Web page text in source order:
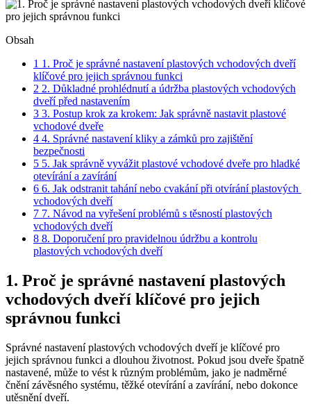
Obsah
1 1.‍ Proč je správné nastavení plastových vchodových dveří
klíčové ​pro‍ jejich správnou funkci
2 2. Důkladné prohlédnutí a údržba plastových vchodových⁤
dveří před nastavením
3 3. Postup krok za krokem: Jak ⁣správně nastavit⁤ plastové
vchodové dveře
4 4. Správné​ nastavení kliky‌ a zámků ‌pro zajištění
bezpečnosti
5 5. Jak správně vyvážit plastové vchodové dveře pro⁣ hladké
otevírání ‌a zavírání
6 6. Jak odstranit tahání nebo cvakání při otvírání plastových ​
vchodových ​dveří
7 7.⁢ Návod na vyřešení problémů⁤ s těsností plastových‌
vchodových dveří
8 8. Doporučení pro pravidelnou údržbu‌ a⁣ kontrolu‌
plastových vchodových ‍dveří
1.‍ Proč je správné nastavení plastových
vchodových dveří klíčové ​pro‍ jejich
správnou funkci
Správné nastavení plastových vchodových ‌dveří je ⁣klíčové pro
jejich správnou ‍funkci a⁤ dlouhou životnost.⁣ Pokud jsou dveře špatně‍
nastavené, může to vést k různým problémům, jako je nadměrné
čnění závěsného systému,‍ těžké otevírání a zavírání, nebo⁢ dokonce
utěsnění ‍dveří.